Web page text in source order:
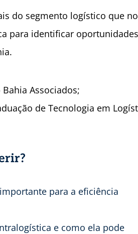
do segmento logístico que
para identificar
Associados;
de Tecnologia em
para a eficiência
e como ela pode